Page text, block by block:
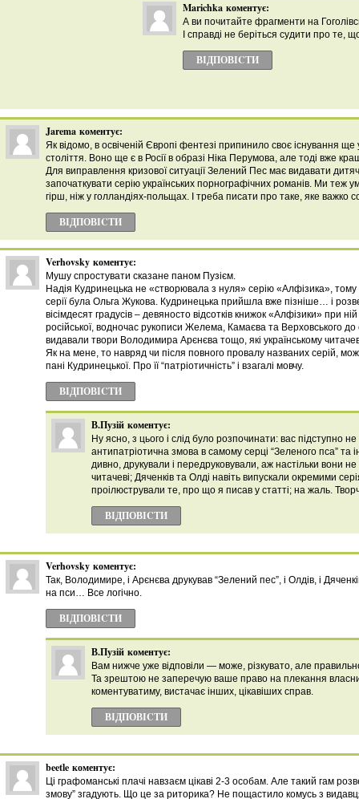
Marichka коментує:
А ви почитайте фрагменти на
І справді не беріться судити про те,
ВІДПОВІCТИ
Jarema коментує:
Як відомо, в освіченій Європі фентезі припинило своє існування ще
століття. Воно ще є в Росії в образі Ніка Перумова, але тоді вже
Для виправлення кризової ситуації Зелений Пес має видавати
започаткувати серію українських порнографічних романів. Ми теж
гірш, ніж у голландіях-польщах. І треба писати про таке, яке важко
ВІДПОВІCТИ
Verhovsky коментує:
Мушу спростувати сказане паном Пузієм.
Надія Кудринецька не «створювала з нуля» серію «Алфізика»,
серії була Ольга Жукова. Кудринецька прийшла вже пізніше… і
вісімдесят градусів – девяносто відсотків книжок «Алфізики» при
російської, водночас рукописи Желема, Камаєва та Верховського до
видавали твори Володимира Арєнєва тощо, які українському
Як на мене, то навряд чи після повного провалу названих серій,
пані Кудринецької. Про її “патріотичність” і взагалі мовчу.
ВІДПОВІCТИ
В.Пузій коментує:
Ну ясно, з цього і слід було розпочинати: вас підступно
антипатріотична змова в самому серці “Зеленого пса” та
дивно, друкували і передруковували, аж настільки вони не
читачеві; Дяченків та Олді навіть випускали окремими
проілюстрували те, про що я писав у статті; на жаль.
ВІДПОВІCТИ
Verhovsky коментує:
Так, Володимире, і Арєнєва друкував “Зелений пес”, і Олдів, і
на пси… Все логічно.
ВІДПОВІCТИ
В.Пузій коментує:
Вам нижче уже відповіли — може, різкувато, але
Та зрештою не заперечую ваше право на плекання
коментуватиму, вистачає інших, цікавіших справ.
ВІДПОВІCТИ
beetle коментує:
Ці графоманські плачі навзаєм цікаві 2-3 особам. Але такий гам
змову” згадують. Що це за риторика? Не пощастило комусь з